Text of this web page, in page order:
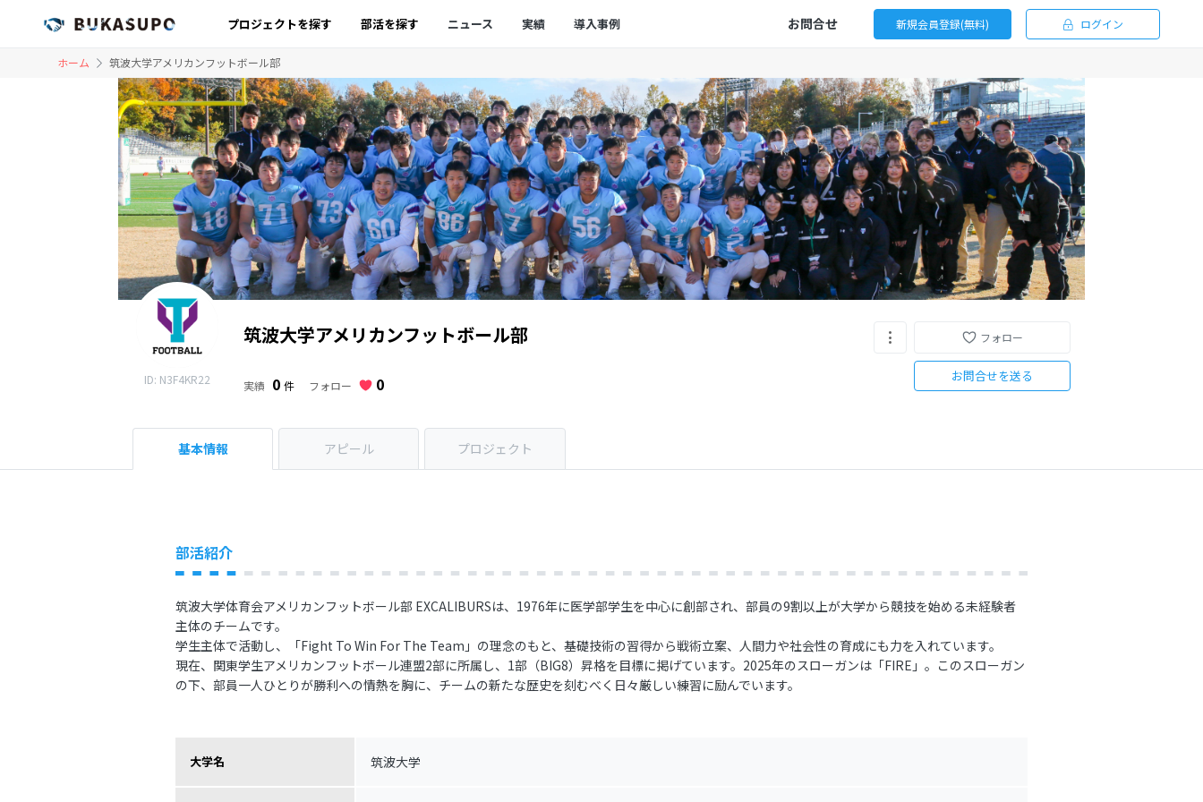
プロジェクトを探す 部活を探す ニュース 実績 導入事例 お問合せ 新規会員登録(無料) ログイン
ホーム 筑波大学アメリカンフットボール部
ID: N3F4KR22
筑波大学アメリカンフットボール部
実績 0 件 フォロー 0
フォロー
お問合せを送る
基本情報 アピール プロジェクト
部活紹介
筑波大学体育会アメリカンフットボール部 EXCALIBURSは、1976年に医学部学生を中心に創部され、部員の9割以上が大学から競技を始める未経験者
主体のチームです。
学生主体で活動し、「Fight To Win For The Team」の理念のもと、基礎技術の習得から戦術立案、人間力や社会性の育成にも力を入れています。
現在、関東学生アメリカンフットボール連盟2部に所属し、1部（BIG8）昇格を目標に掲げています。2025年のスローガンは「FIRE」。このスローガン
の下、部員一人ひとりが勝利への情熱を胸に、チームの新たな歴史を刻むべく日々厳しい練習に励んでいます。
大学名 筑波大学